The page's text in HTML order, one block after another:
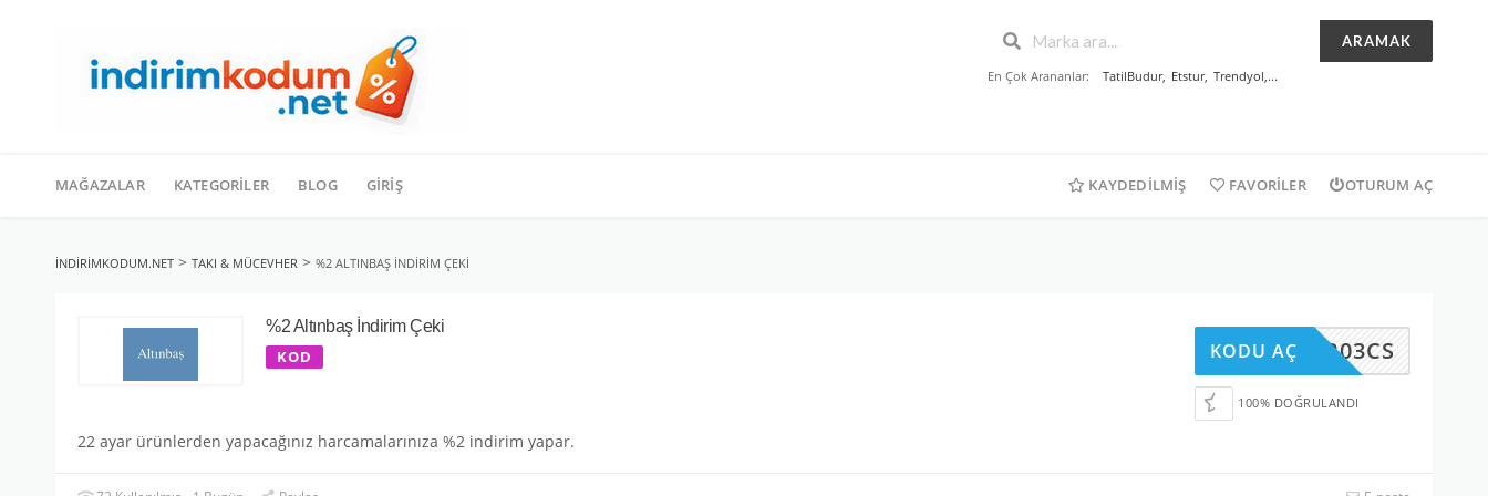
ARAMAK
En Çok Arananlar: TatilBudur, Etstur, Trendyol,...
geç
MAĞAZALAR KATEGORILER BLOG GIRIŞ KAYDEDILMIŞ FAVORILER OTURUM AÇ
INDIRIMKODUM.NET > TAKI & MÜCEVHER > %2 ALTINBAŞ İNDIRIM ÇEKI
%2 Altınbaş İndirim Çeki
KOD MPR03CS
KODU AÇ
100% DOĞRULANDI
22 ayar ürünlerden yapacağınız harcamalarınıza %2 indirim yapar.